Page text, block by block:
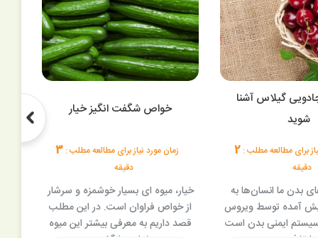
گیلاس آشنا
شوید
برای مطالعه مطلب :2
دقیقه
بدن ما انسان‌ها به
آمده توسط ویروس
سیستم ایمنی بدن است
خواص شگفت انگیز خیار
زمان مورد نیاز برای مطالعه مطلب :3
دقیقه
خیار، میوه ای بسیار خوشمزه و سرشار
از خواص فراوان است. در این مطلب
قصد داریم به معرفی بیشتر این میوه